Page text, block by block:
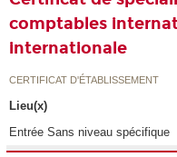
comptables
internationale
CERTIFICAT D'ÉTABLISSEMENT
Lieu(x)
Entrée Sans niveau spécifique